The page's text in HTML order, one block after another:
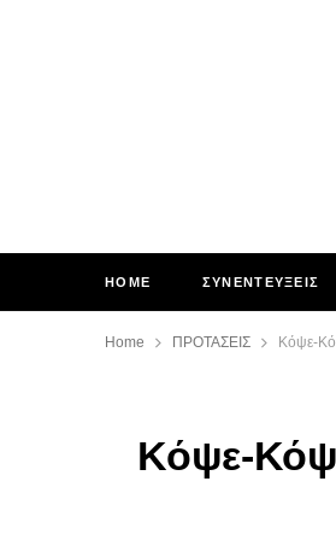
HOME ΣΥΝΕΝΤΕΥΞΕΙΣ
Home ΠΡΟΤΑΣΕΙΣ Κόψε-
Κόψε-